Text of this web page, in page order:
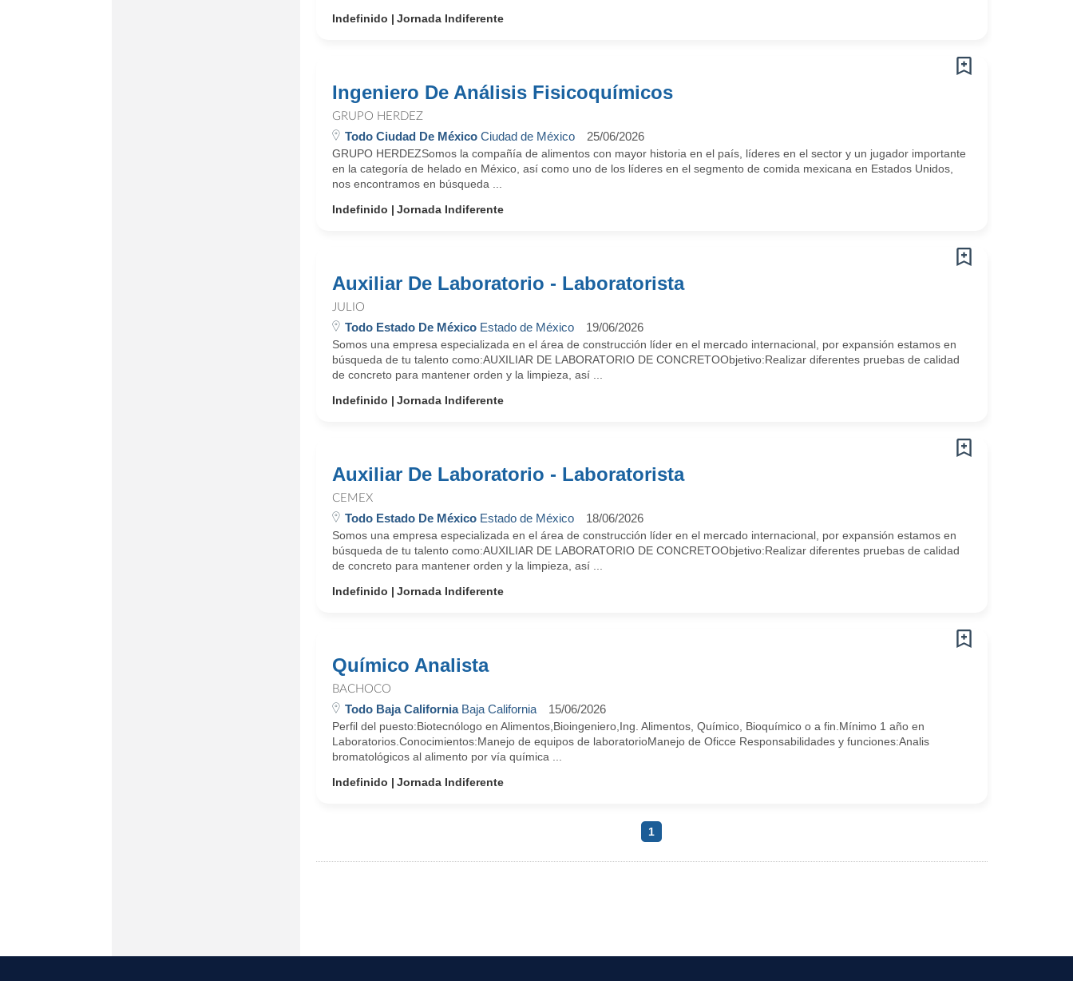
Indefinido
Jornada Indiferente
Ingeniero De Análisis Fisicoquímicos
GRUPO HERDEZ
Todo Ciudad De MéxicoCiudad de México 25/06/2026
GRUPO HERDEZSomos la compañía de alimentos con mayor historia en el país, líderes en el sector y un jugador importante
en la categoría de helado en México, así como uno de los líderes en el segmento de comida mexicana en Estados Unidos,
nos encontramos en búsqueda ...
Indefinido
Jornada Indiferente
Auxiliar De Laboratorio - Laboratorista
JULIO
Todo Estado De MéxicoEstado de México 19/06/2026
Somos una empresa especializada en el área de construcción líder en el mercado internacional, por expansión estamos en
búsqueda de tu talento como:AUXILIAR DE LABORATORIO DE CONCRETOObjetivo:Realizar diferentes pruebas de calidad
de concreto para mantener orden y la limpieza, así ...
Indefinido
Jornada Indiferente
Auxiliar De Laboratorio - Laboratorista
CEMEX
Todo Estado De MéxicoEstado de México 18/06/2026
Somos una empresa especializada en el área de construcción líder en el mercado internacional, por expansión estamos en
búsqueda de tu talento como:AUXILIAR DE LABORATORIO DE CONCRETOObjetivo:Realizar diferentes pruebas de calidad
de concreto para mantener orden y la limpieza, así ...
Indefinido
Jornada Indiferente
Químico Analista
BACHOCO
Todo Baja CaliforniaBaja California 15/06/2026
Perfil del puesto:Biotecnólogo en Alimentos,Bioingeniero,Ing. Alimentos, Químico, Bioquímico o a fin.Mínimo 1 año en
Laboratorios.Conocimientos:Manejo de equipos de laboratorioManejo de Oficce Responsabilidades y funciones:Analis
bromatológicos al alimento por vía química ...
Indefinido
Jornada Indiferente
1